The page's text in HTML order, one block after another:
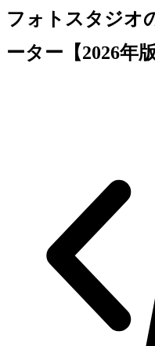
フォトスタジオ
ーター【2026年版